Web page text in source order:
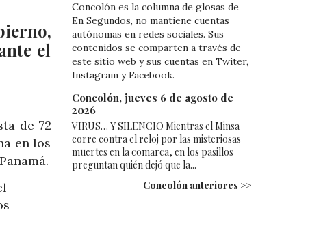
el
de 72
en los
Concolón es la columna de glosas de
En Segundos, no mantiene cuentas
autónomas en redes sociales. Sus
contenidos se comparten a través de
este sitio web y sus cuentas en Twiter,
Instagram y Facebook.
Concolón, jueves 6 de agosto de
2026
VIRUS… Y SILENCIO Mientras el Minsa
corre contra el reloj por las misteriosas
muertes en la comarca, en los pasillos
preguntan quién dejó que la...
Concolón anteriores >>